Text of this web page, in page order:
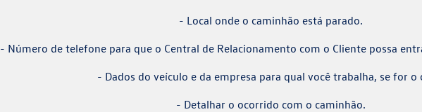
- Local onde o caminhão está parado.
- Número de telefone para que o Central de Relacionamento com o Cliente possa
- Dados do veículo e da empresa para qual você trabalha, se for o
- Detalhar o ocorrido com o caminhão.